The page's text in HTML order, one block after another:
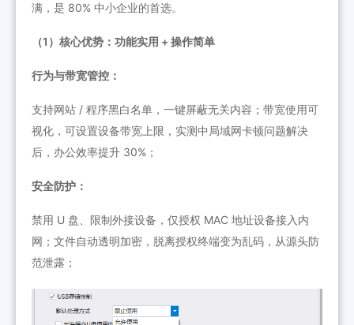
满，是 80% 中小企业的首选。
（1）核心优势：功能实用 + 操作简单
行为与带宽管控：
支持网站 / 程序黑白名单，一键屏蔽无关内容；带宽使用可
视化，可设置设备带宽上限，实测中局域网卡顿问题解决
后，办公效率提升 30%；
安全防护：
禁用 U 盘、限制外接设备，仅授权 MAC 地址设备接入内
网；文件自动透明加密，脱离授权终端变为乱码，从源头防
范泄露；